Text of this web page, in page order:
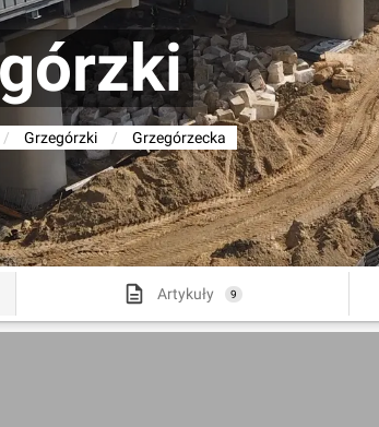
/ Grzegórzki / Grzegórzecka
Artykuły 9